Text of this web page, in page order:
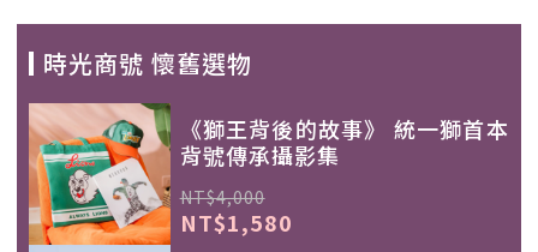
時光商號 懷舊選物
《獅王背後的故事》 統一獅首本
背號傳承攝影集
NT$4,000
NT$1,580